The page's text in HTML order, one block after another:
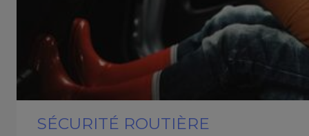
SÉCURITÉ ROUTIÈRE